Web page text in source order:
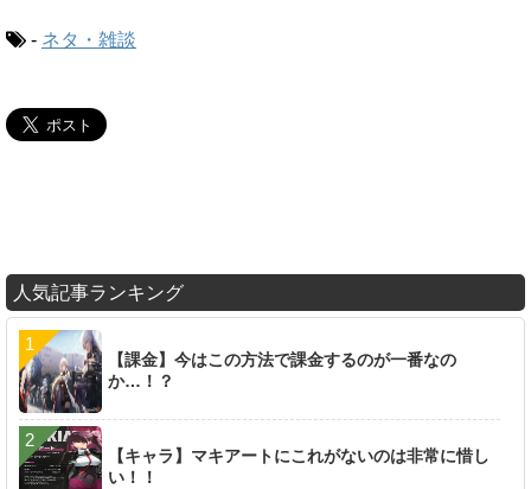
- ネタ・雑談
人気記事ランキング
【課金】今はこの方法で課金するのが一番なの
か…！？
【キャラ】マキアートにこれがないのは非常に惜し
い！！